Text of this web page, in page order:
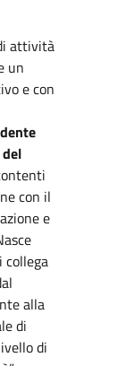
attività
un
e con
con il
e
collega
alla
di
di